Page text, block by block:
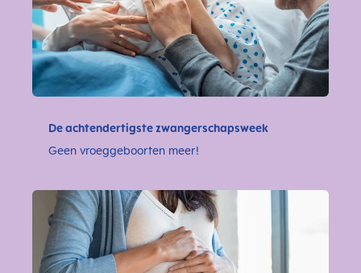
De achtendertigste zwangerschapsweek
Geen vroeggeboorten meer!